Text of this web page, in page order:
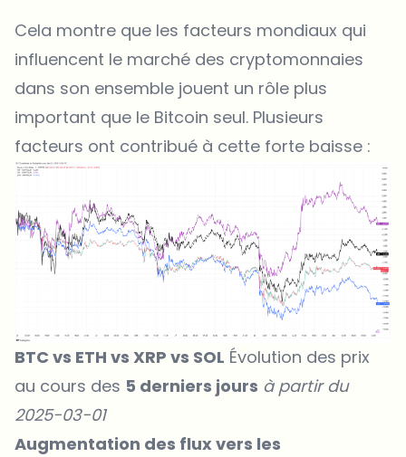
Cela montre que les facteurs mondiaux qui
influencent le marché des cryptomonnaies
dans son ensemble jouent un rôle plus
important que le Bitcoin seul. Plusieurs
facteurs ont contribué à cette forte baisse :
BTC vs ETH vs XRP vs SOL Évolution des prix
au cours des 5 derniers jours à partir du
2025-03-01
Augmentation des flux vers les